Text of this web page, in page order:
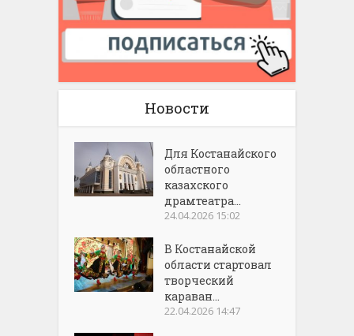
Новости
Для Костанайского
областного
казахского
драмтеатра...
24.04.2026 15:02
В Костанайской
области стартовал
творческий
караван...
22.04.2026 14:47